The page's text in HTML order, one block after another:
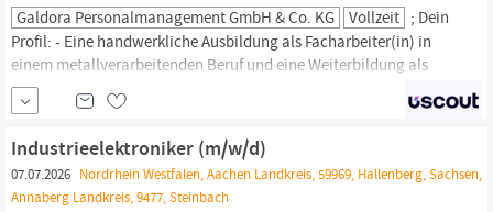
Galdora Personalmanagement GmbH & Co. KG Vollzeit ; Dein
Profil: - Eine handwerkliche Ausbildung als Facharbeiter(in) in
einem metallverarbeitenden Beruf und eine Weiterbildung als
Maschinenbau- oder
alternativ ein erfolgreich abgeschlossenes
Maschinenbaustudium.; - Vorteilhaft sind Erfahrungen in der
Konstruktion und im Vorrichtungsbau, dem
Sondermaschinenbau oder der
Industrieelektroniker (m/w/d)
07.07.2026 Nordrhein Westfalen, Aachen Landkreis, 59969, Hallenberg, Sachsen,
Annaberg Landkreis, 9477, Steinbach